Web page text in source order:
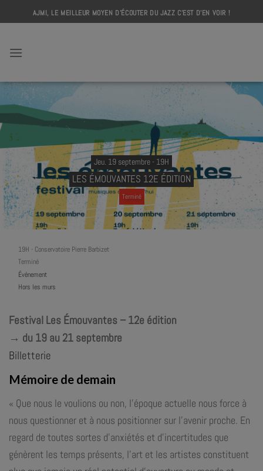
to
AJMI, LE MEILLEUR MOYEN D'ÉCOUTER DU JAZZ C'EST D'EN VOIR !
Jeu. 19 septembre - 19H
LES ÉMOUVANTES 12E ÉDITION
Terminé
19H - Conservatoire Pierre Barbizet
Terminé
Événement
Hors les murs
Festival Les Émouvantes – 12e édition
→ du 19 au 21 septembre
Billetterie
Mémoire de demain
« Que nous le voulions ou non, l’époque actuelle nous force à
nous questionner et à nous positionner sur l’avenir proche. En
regard de toutes sortes d’anxiétés et d’incertitudes que
génèrent les temps présents, l’art et les artistes constituent